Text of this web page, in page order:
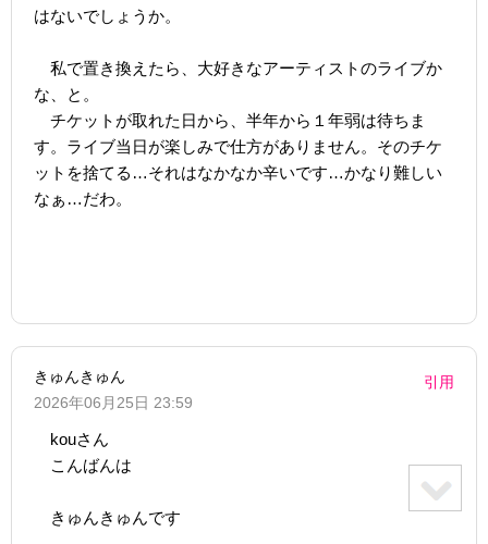
はないでしょうか。
私で置き換えたら、大好きなアーティストのライブか
な、と。
チケットが取れた日から、半年から１年弱は待ちま
す。ライブ当日が楽しみで仕方がありません。そのチケ
ットを捨てる…それはなかなか辛いです…かなり難しい
なぁ…だわ。
きゅんきゅん
2026年06月25日 23:59
引用
kouさん
こんばんは
きゅんきゅんです